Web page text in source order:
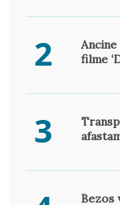
2
filme
3
Bezos